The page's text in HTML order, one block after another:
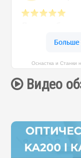
Оснастка и Станки
Видео